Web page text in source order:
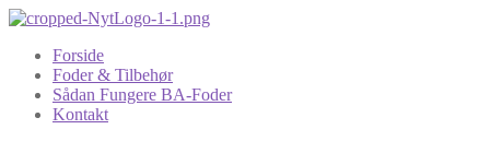
Forside
Foder & Tilbehør
Sådan Fungere BA-Foder
Kontakt